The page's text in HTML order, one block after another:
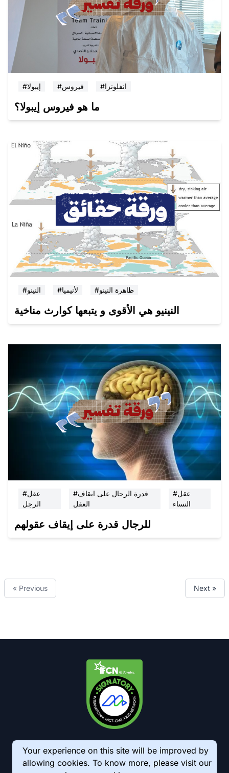
#إيبولا #فيروس #انفلونزا
ما هو فيروس إيبولا؟
#النينو #لأنيميا #ظاهرة النينو
النينيو هي الأقوى و يتبعها كوارث مناخية
#عقل
الرجل
#قدرة الرجال على ايقاف
العقل
#عقل
النساء
للرجال قدرة على إيقاف عقولهم
« Previous Next »
Your experience on this site will be improved by
allowing cookies. To know more, please visit our